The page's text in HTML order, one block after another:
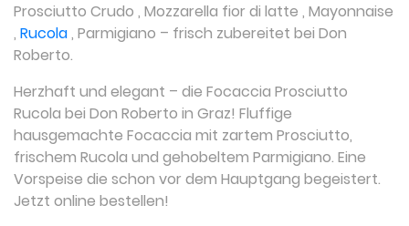
Prosciutto Crudo , Mozzarella fior di latte , Mayonnaise
, Rucola, Parmigiano – frisch zubereitet bei Don
Roberto.
Herzhaft und elegant – die Focaccia Prosciutto
Rucola bei Don Roberto in Graz! Fluffige
hausgemachte Focaccia mit zartem Prosciutto,
frischem Rucola und gehobeltem Parmigiano. Eine
Vorspeise die schon vor dem Hauptgang begeistert.
Jetzt online bestellen!